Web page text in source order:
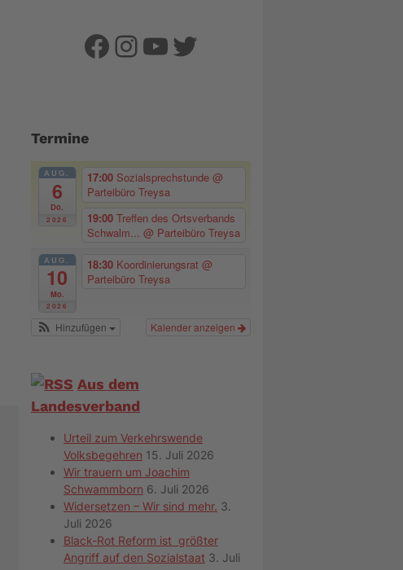
Facebook
Instagram
YouTube
Twitter
Termine
AUG.
6
Do.
2026
17:00 Sozialsprechstunde @
Parteibüro Treysa
19:00 Treffen des Ortsverbands
Schwalm... @ Parteibüro Treysa
AUG.
10
Mo.
2026
18:30 Koordinierungsrat @
Parteibüro Treysa
Kalender anzeigen
Hinzufügen
Aus dem
Landesverband
Urteil zum Verkehrswende
Volksbegehren 15. Juli 2026
Wir trauern um Joachim
Schwammborn 6. Juli 2026
Widersetzen – Wir sind mehr. 3.
Juli 2026
Black-Rot Reform ist größter
Angriff auf den Sozialstaat 3. Juli